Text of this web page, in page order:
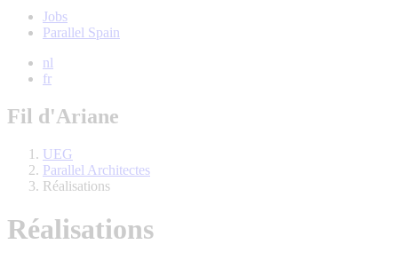
Jobs
Parallel Spain
nl
fr
Fil d'Ariane
UEG
Parallel Architectes
Réalisations
Réalisations